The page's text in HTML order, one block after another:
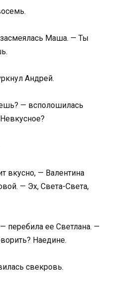
Маша. — Ты
Андрей.
— всполошилась
вкусно, — Валентина
— Эх, Света-Света,
перебила ее Светлана. —
Наедине.
свекровь.